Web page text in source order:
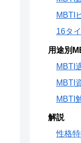
MBTI
16タ
用途別
MBTI
MBTI
MBTI
解説
性格